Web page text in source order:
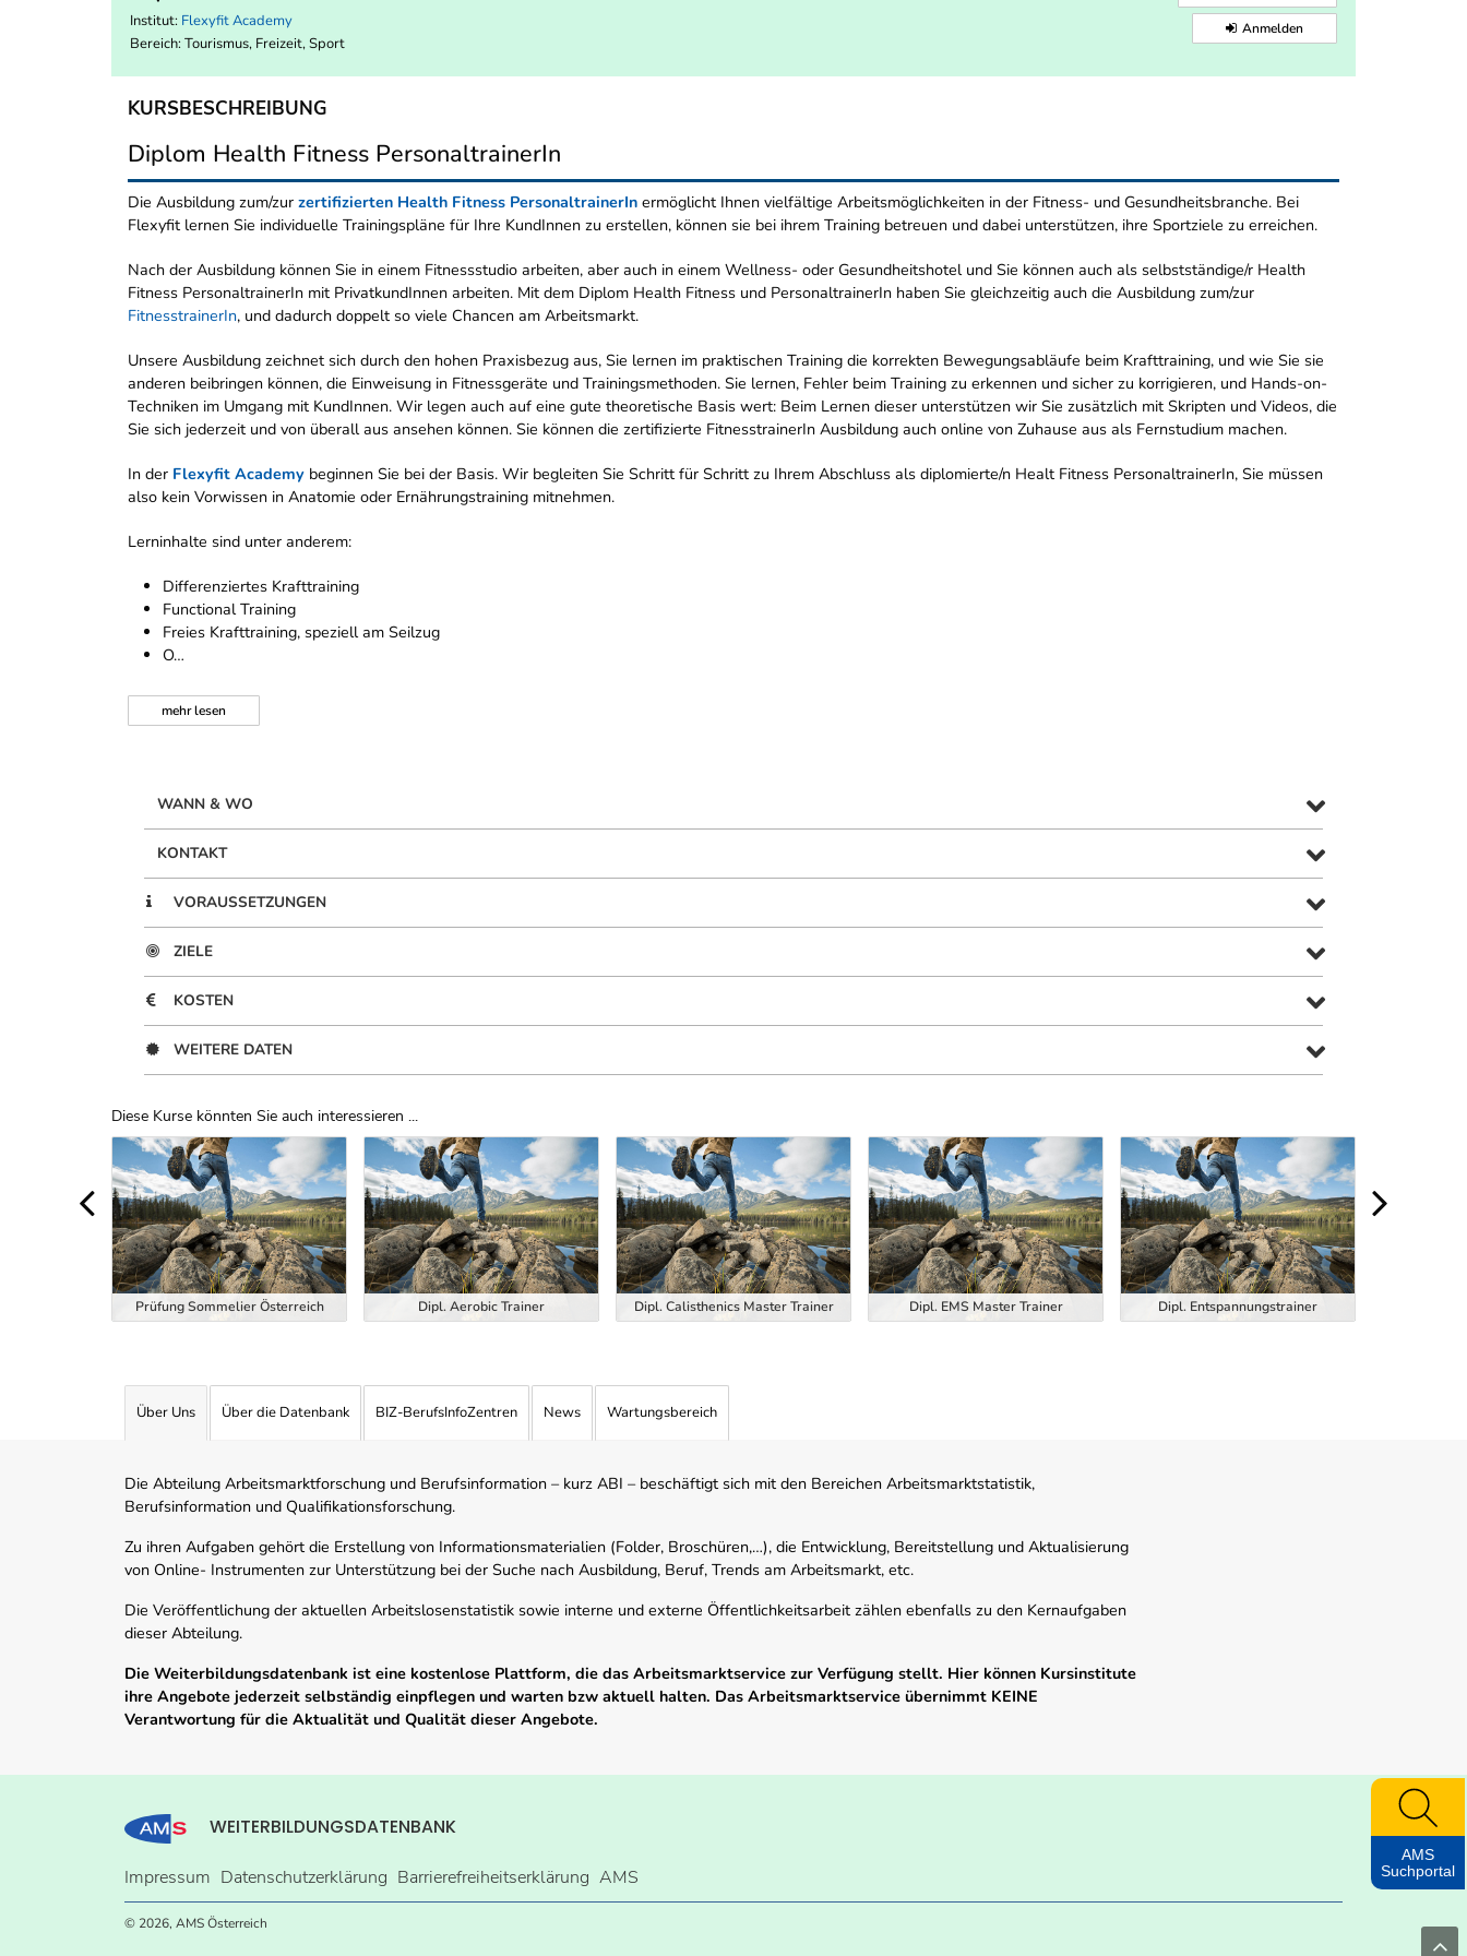
Institut: Flexyfit Academy
Bereich: Tourismus, Freizeit, Sport
Anmelden
KURSBESCHREIBUNG
Diplom Health Fitness PersonaltrainerIn
Die Ausbildung zum/zur zertifizierten Health Fitness PersonaltrainerIn ermöglicht Ihnen vielfältige Arbeitsmöglichkeiten in der Fitness- und Gesundheitsbranche. Bei
Flexyfit lernen Sie individuelle Trainingspläne für Ihre KundInnen zu erstellen, können sie bei ihrem Training betreuen und dabei unterstützen, ihre Sportziele zu erreichen.
Nach der Ausbildung können Sie in einem Fitnessstudio arbeiten, aber auch in einem Wellness- oder Gesundheitshotel und Sie können auch als selbstständige/r Health
Fitness PersonaltrainerIn mit PrivatkundInnen arbeiten. Mit dem Diplom Health Fitness und PersonaltrainerIn haben Sie gleichzeitig auch die Ausbildung zum/zur
FitnesstrainerIn, und dadurch doppelt so viele Chancen am Arbeitsmarkt.
Unsere Ausbildung zeichnet sich durch den hohen Praxisbezug aus, Sie lernen im praktischen Training die korrekten Bewegungsabläufe beim Krafttraining, und wie Sie sie
anderen beibringen können, die Einweisung in Fitnessgeräte und Trainingsmethoden. Sie lernen, Fehler beim Training zu erkennen und sicher zu korrigieren, und Hands-on-
Techniken im Umgang mit KundInnen. Wir legen auch auf eine gute theoretische Basis wert: Beim Lernen dieser unterstützen wir Sie zusätzlich mit Skripten und Videos, die
Sie sich jederzeit und von überall aus ansehen können. Sie können die zertifizierte FitnesstrainerIn Ausbildung auch online von Zuhause aus als Fernstudium machen.
In der Flexyfit Academy beginnen Sie bei der Basis. Wir begleiten Sie Schritt für Schritt zu Ihrem Abschluss als diplomierte/n Healt Fitness PersonaltrainerIn, Sie müssen
also kein Vorwissen in Anatomie oder Ernährungstraining mitnehmen.
Lerninhalte sind unter anderem:
Differenziertes Krafttraining
Functional Training
Freies Krafttraining, speziell am Seilzug
O…
mehrlesen
WANN & WO
KONTAKT
VORAUSSETZUNGEN
ZIELE
KOSTEN
WEITERE DATEN
Diese Kurse könnten Sie auch interessieren ...
Uber Weiterbildungsvorschläge
Prüfung Sommelier Österreich Dipl. Aerobic Trainer Dipl. Calisthenics Master Trainer Dipl. EMS Master Trainer Dipl. Entspannungstrainer
Über Uns Über die Datenbank BIZ-BerufsInfoZentren News Wartungsbereich
Die Abteilung Arbeitsmarktforschung und Berufsinformation – kurz ABI – beschäftigt sich mit den Bereichen Arbeitsmarktstatistik,
Berufsinformation und Qualifikationsforschung.
Zu ihren Aufgaben gehört die Erstellung von Informationsmaterialien (Folder, Broschüren,…), die Entwicklung, Bereitstellung und Aktualisierung
von Online- Instrumenten zur Unterstützung bei der Suche nach Ausbildung, Beruf, Trends am Arbeitsmarkt, etc.
Die Veröffentlichung der aktuellen Arbeitslosenstatistik sowie interne und externe Öffentlichkeitsarbeit zählen ebenfalls zu den Kernaufgaben
dieser Abteilung.
Die Weiterbildungsdatenbank ist eine kostenlose Plattform, die das Arbeitsmarktservice zur Verfügung stellt. Hier können Kursinstitute
ihre Angebote jederzeit selbständig einpflegen und warten bzw aktuell halten. Das Arbeitsmarktservice übernimmt KEINE
Verantwortung für die Aktualität und Qualität dieser Angebote.
WEITERBILDUNGSDATENBANK
Impressum Datenschutzerklärung Barrierefreiheitserklärung AMS
© 2026, AMS Österreich
AMS
Suchportal